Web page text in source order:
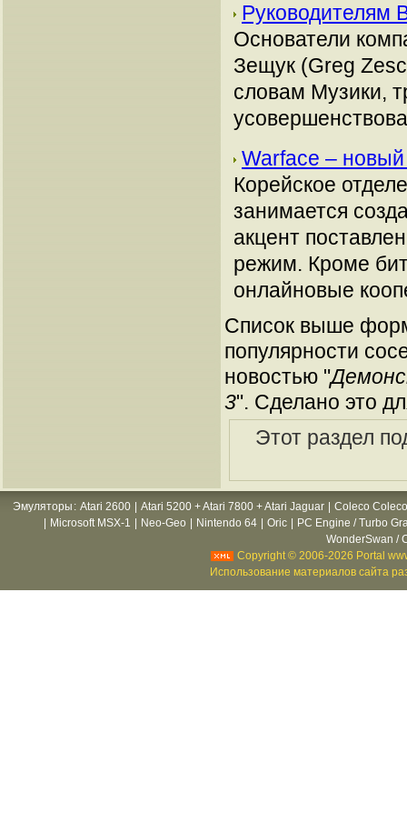
Руководителям
Основатели
Зещук (Greg
словам Музики,
Warface –
Корейское
занимается
акцент
режим. Кроме
онлайновые
Список выше
популярности
новостью "
3". Сделано это
Этот раздел
Эмуляторы : Atari 2600 Atari 5200 + Atari 7800 + Atari Jaguar
Coleco
Microsoft MSX-1 Neo-Geo Nintendo 64 Oric
PC Engine / Turbo
WonderSwan /
Copyright © 2006-2026 Portal
Использование материалов сайта